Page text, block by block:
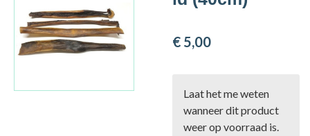
€ 5,00
Laat het me weten
wanneer dit product
weer op voorraad is.